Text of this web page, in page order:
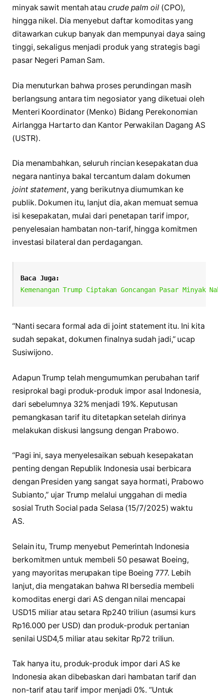
minyak sawit mentah atau crude palm oil(CPO),
hingga nikel. Dia menyebut daftar komoditas yang
ditawarkan cukup banyak dan mempunyai daya saing
tinggi, sekaligus menjadi produk yang strategis bagi
pasar Negeri Paman Sam.
Dia menuturkan bahwa proses perundingan masih
berlangsung antara tim negosiator yang diketuai oleh
Menteri Koordinator (Menko) Bidang Perekonomian
Airlangga Hartarto dan Kantor Perwakilan Dagang AS
(USTR).
Dia menambahkan, seluruh rincian kesepakatan dua
negara nantinya bakal tercantum dalam dokumen
joint statement, yang berikutnya diumumkan ke
publik. Dokumen itu, lanjut dia, akan memuat semua
isi kesepakatan, mulai dari penetapan tarif impor,
penyelesaian hambatan non-tarif, hingga komitmen
investasi bilateral dan perdagangan.
Baca Juga:
Kemenangan Trump Ciptakan Goncangan Pasar Minyak
“Nanti secara formal ada di joint statement itu. Ini kita
sudah sepakat, dokumen finalnya sudah jadi,” ucap
Susiwijono.
Adapun Trump telah mengumumkan perubahan tarif
resiprokal bagi produk-produk impor asal Indonesia,
dari sebelumnya 32% menjadi 19%. Keputusan
pemangkasan tarif itu ditetapkan setelah dirinya
melakukan diskusi langsung dengan Prabowo.
“Pagi ini, saya menyelesaikan sebuah kesepakatan
penting dengan Republik Indonesia usai berbicara
dengan Presiden yang sangat saya hormati, Prabowo
Subianto,” ujar Trump melalui unggahan di media
sosial Truth Social pada Selasa (15/7/2025) waktu
AS.
Selain itu, Trump menyebut Pemerintah Indonesia
berkomitmen untuk membeli 50 pesawat Boeing,
yang mayoritas merupakan tipe Boeing 777. Lebih
lanjut, dia mengatakan bahwa RI bersedia membeli
komoditas energi dari AS dengan nilai mencapai
USD15 miliar atau setara Rp240 triliun (asumsi kurs
Rp16.000 per USD) dan produk-produk pertanian
senilai USD4,5 miliar atau sekitar Rp72 triliun.
Tak hanya itu, produk-produk impor dari AS ke
Indonesia akan dibebaskan dari hambatan tarif dan
non-tarif atau tarif impor menjadi 0%. “Untuk